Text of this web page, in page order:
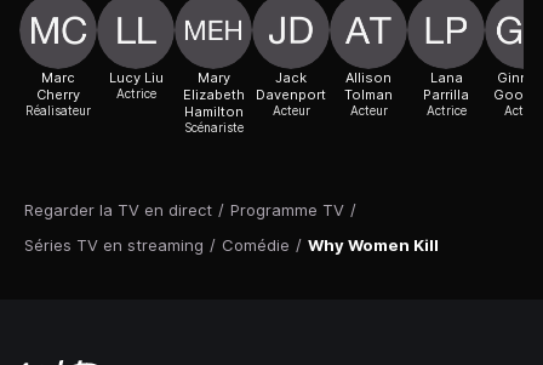
Regarder la TV en direct / Programme TV /
Séries TV en streaming / Comédie / Why Women Kill
Marc
Cherry
Réalisateur
Lucy Liu
Actrice
Mary
Elizabeth
Hamilton
Scénariste
Jack
Davenport
Acteur
Allison
Tolman
Acteur
Lana
Parrilla
Actrice Actrice